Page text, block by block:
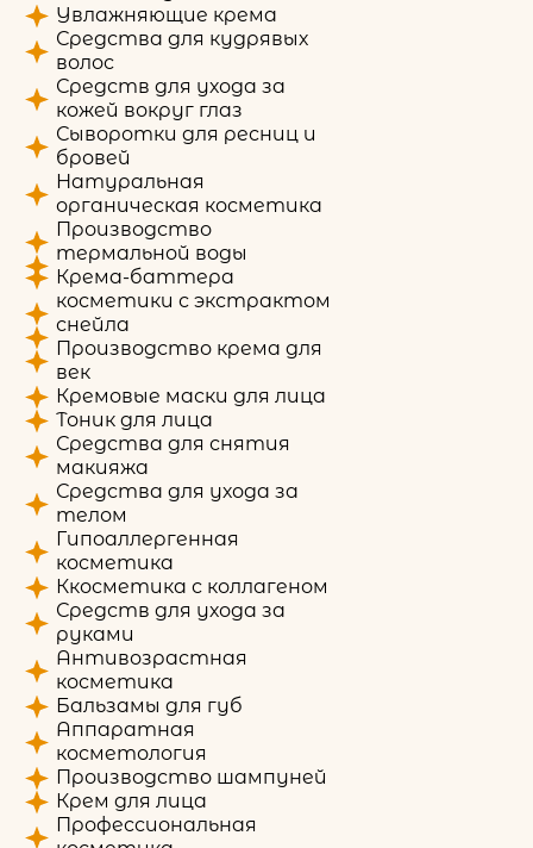
Увлажняющие крема
Средства для кудрявых
волос
Средств для ухода за
кожей вокруг глаз
Сыворотки для ресниц и
бровей
Натуральная
органическая косметика
Производство
термальной воды
Крема-баттера
косметики с экстрактом
снейла
Производство крема для
век
Кремовые маски для лица
Тоник для лица
Средства для снятия
макияжа
Средства для ухода за
телом
Гипоаллергенная
косметика
Ккосметика с коллагеном
Средств для ухода за
руками
Антивозрастная
косметика
Бальзамы для губ
Аппаратная
косметология
Производство шампуней
Крем для лица
Профессиональная